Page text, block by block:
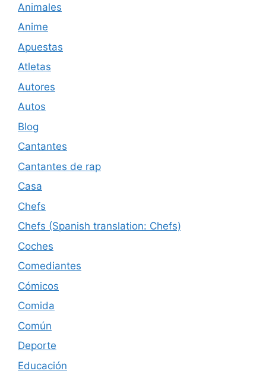
Animales
Anime
Apuestas
Atletas
Autores
Autos
Blog
Cantantes
Cantantes de rap
Casa
Chefs
Chefs (Spanish translation: Chefs)
Coches
Comediantes
Cómicos
Comida
Común
Deporte
Educación